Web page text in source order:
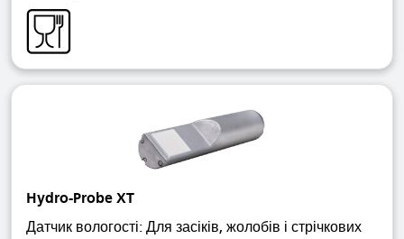
Hydro-Probe XT
Датчик вологості: Для засіків, жолобів і стрічкових